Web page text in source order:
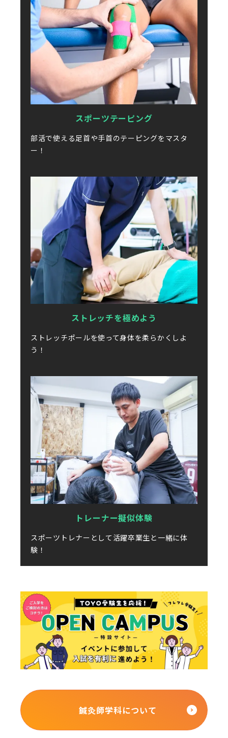
スポーツテーピング
部活で使える足首や手首のテーピングをマスタ
ー！
ストレッチを極めよう
ストレッチポールを使って身体を柔らかくしよ
う！
トレーナー擬似体験
スポーツトレナーとして活躍卒業生と一緒に体
験！
鍼灸師学科について